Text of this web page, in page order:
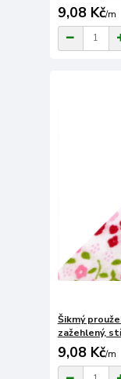
9,08 Kč/m
Šikmý
zažehlený,
9,08 Kč/m